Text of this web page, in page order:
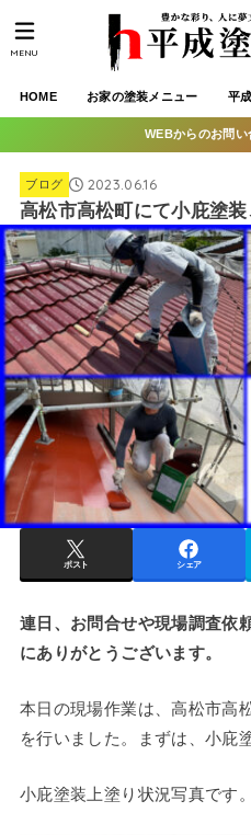
HOME お家の塗装メニュー 平
MENU
WEBからのお問
ブログ 2023.06.16
高松市高松町にて小庇塗装
ポスト シェア
連日、お問合せや現場調査依
にありがとうございます。
本日の現場作業は、高松市高
を行いました。まずは、小庇
小庇塗装上塗り状況写真です。